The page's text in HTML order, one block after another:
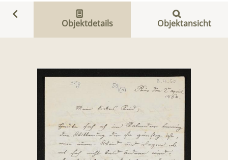
Objektdetails Objektansicht